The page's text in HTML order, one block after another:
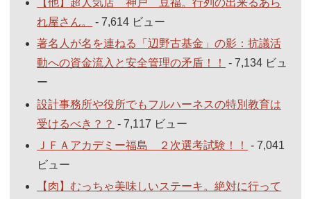
【他】超人気店 神戸 豆福。行列の出来るあら
れ屋さん。
- 7,614 ビュー
著名人が名を連ねる「辺野古基金」の影：抗議活
動への資金流入と安全管理の矛盾！！
- 7,134 ビュ
ー
設計事務所や役所でもフルハーネスの特別教育は
受けるべき？？ - 7,117 ビュー
ＪＦＡアカデミー福島 ２次選考試験！！
- 7,041
ビュー
【肉】むっちゃ美味しいステーキ。絶対に行って